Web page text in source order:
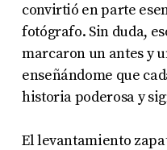
convirtió en parte
fotógrafo. Sin duda,
marcaron un antes y
enseñándome que
historia poderosa y
El levantamiento